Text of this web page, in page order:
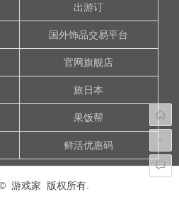
出游订
国外饰品交易平台
官网旗舰店
旅日本
果饭帮
鲜活优惠码
游戏家 版权所有.